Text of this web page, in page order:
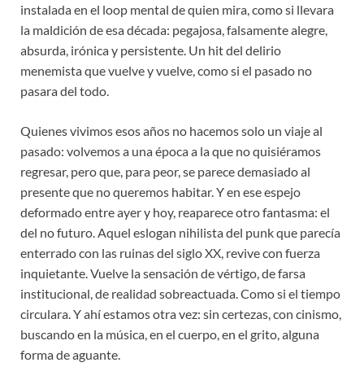
instalada en el loop mental de quien mira, como si llevara
la maldición de esa década: pegajosa, falsamente alegre,
absurda, irónica y persistente. Un hit del delirio
menemista que vuelve y vuelve, como si el pasado no
pasara del todo.
Quienes vivimos esos años no hacemos solo un viaje al
pasado: volvemos a una época a la que no quisiéramos
regresar, pero que, para peor, se parece demasiado al
presente que no queremos habitar. Y en ese espejo
deformado entre ayer y hoy, reaparece otro fantasma: el
del no futuro. Aquel eslogan nihilista del punk que parecía
enterrado con las ruinas del siglo XX, revive con fuerza
inquietante. Vuelve la sensación de vértigo, de farsa
institucional, de realidad sobreactuada. Como si el tiempo
circulara. Y ahí estamos otra vez: sin certezas, con cinismo,
buscando en la música, en el cuerpo, en el grito, alguna
forma de aguante.